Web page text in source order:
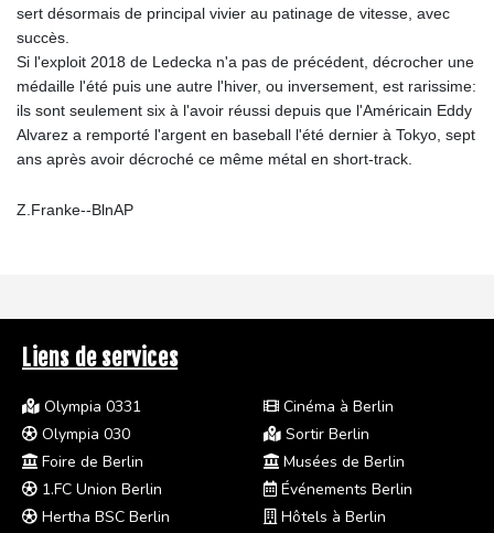
sert désormais de principal vivier au patinage de vitesse, avec
succès.
Si l'exploit 2018 de Ledecka n'a pas de précédent, décrocher une
médaille l'été puis une autre l'hiver, ou inversement, est rarissime:
ils sont seulement six à l'avoir réussi depuis que l'Américain Eddy
Alvarez a remporté l'argent en baseball l'été dernier à Tokyo, sept
ans après avoir décroché ce même métal en short-track.
Z.Franke--BlnAP
Liens de services
Olympia 0331
Olympia 030
Foire de Berlin
1.FC Union Berlin
Hertha BSC Berlin
Cinéma à Berlin
Sortir Berlin
Musées de Berlin
Événements Berlin
Hôtels à Berlin